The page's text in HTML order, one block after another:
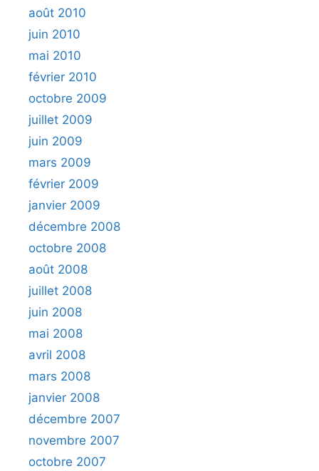
août 2010
juin 2010
mai 2010
février 2010
octobre 2009
juillet 2009
juin 2009
mars 2009
février 2009
janvier 2009
décembre 2008
octobre 2008
août 2008
juillet 2008
juin 2008
mai 2008
avril 2008
mars 2008
janvier 2008
décembre 2007
novembre 2007
octobre 2007